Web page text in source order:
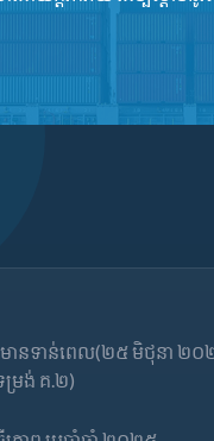
មានទាន់ពេល(២៥ មិថុនា ២
ម្រង់ គ.២)